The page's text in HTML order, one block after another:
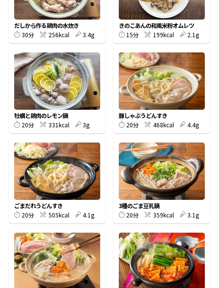
新鮮一番 『氷熟®』
『踊り節』
鰹節屋の
だしパック
だしから作る鶏肉の水炊き
30分
256kcal 3.4g
きのこあんの和風米粉オムレツ
15分
199kcal 2.1g
牡蠣と鶏肉のレモン鍋
20分
331kcal 3g
豚しゃぶうどんすき
20分
468kcal 4.4g
ごまだれうどんすき
20分
505kcal 4.1g
3種のごま豆乳鍋
20分
359kcal 3.1g